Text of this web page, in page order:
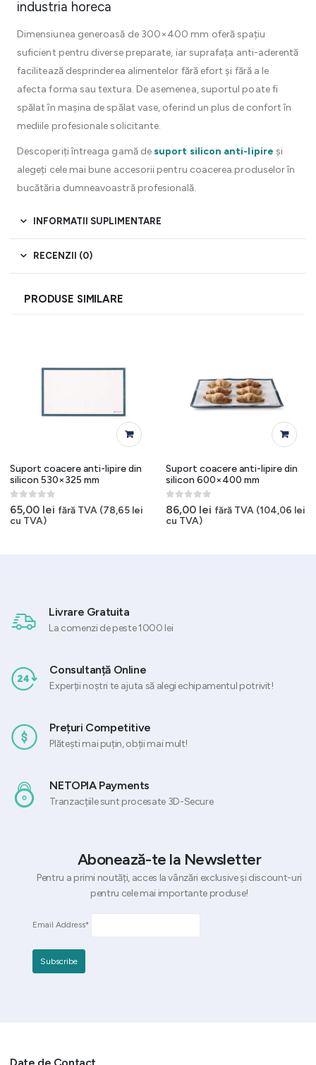
industria horeca
Dimensiunea generoasă de 300×400 mm oferă spațiu
suficient pentru diverse preparate, iar suprafața anti-aderentă
facilitează desprinderea alimentelor fără efort și fără a le
afecta forma sau textura. De asemenea, suportul poate fi
spălat în mașina de spălat vase, oferind un plus de confort în
mediile profesionale solicitante.
Descoperiți întreaga gamă desuport silicon anti-lipire și
alegeți cele mai bune accesorii pentru coacerea produselor în
bucătăria dumneavoastră profesională.
INFORMATII SUPLIMENTARE
RECENZII (0)
PRODUSE SIMILARE
Suport coacere anti-lipire din
silicon 530×325 mm
0out of 5
65,00 lei fără TVA (78,65 lei
cu TVA)
Suport coacere anti-lipire din
silicon 600×400 mm
0out of 5
86,00 lei fără TVA (104,06 lei
cu TVA)
Livrare Gratuita
La comenzi de peste 1000 lei
Consultanță Online
Experții noștri te ajuta să alegi echipamentul potrivit!
Prețuri Competitive
Plătești mai puțin, obții mai mult!
NETOPIA Payments
Tranzacțiile sunt procesate 3D-Secure
Abonează-te la Newsletter
Pentru a primi noutăți, acces la vânzări exclusive și discount-uri
pentru cele mai importante produse!
Email Address*